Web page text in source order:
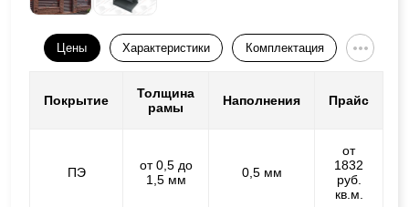
Цены Характеристики Комплектация
Покрытие
Толщина
рамы
Наполнения Прайс
ПЭ
от 0,5 до
1,5 мм
0,5 мм
от
1832
руб.
кв.м.